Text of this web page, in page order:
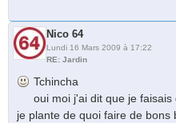
Nico 64
Lundi 16 Mars 2009 à 17:22
RE: Jardin
Tchincha
oui moi j'ai dit que je faisais
je plante de quoi faire de bons